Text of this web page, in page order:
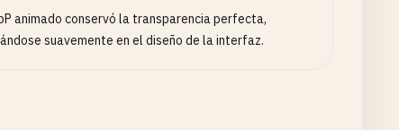
animado conservó la transparencia perfecta,
suavemente en el diseño de la interfaz.